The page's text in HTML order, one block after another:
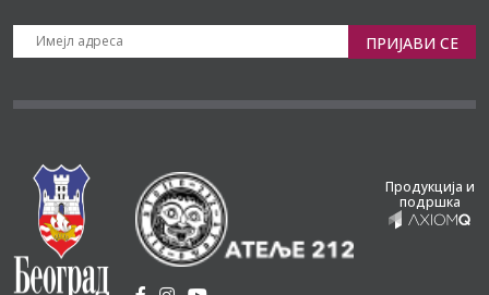
ПРИЈАВИ СЕ
Продукција и
подршка